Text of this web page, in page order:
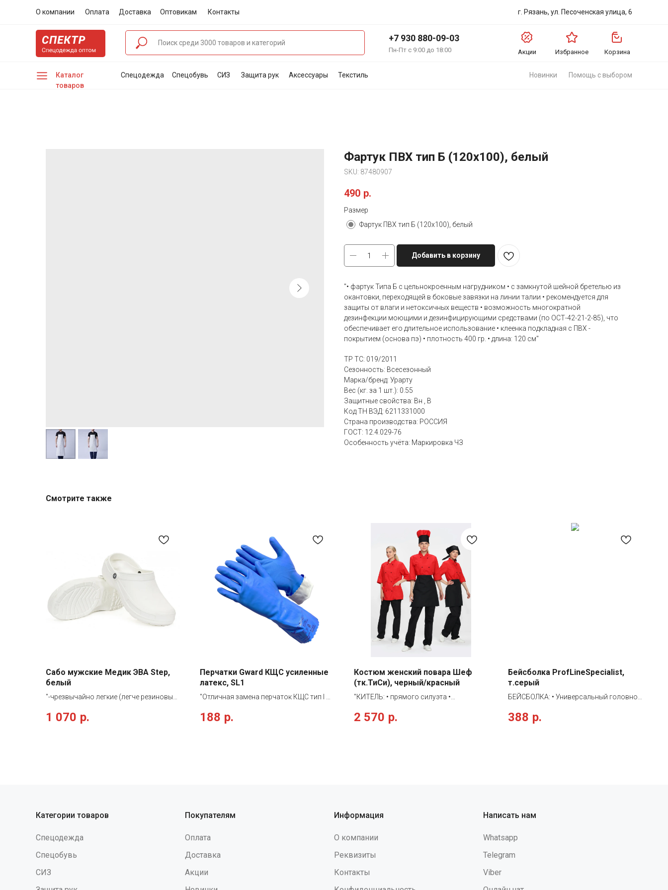
О компании Оплата Доставка Оптовикам Контакты г. Рязань, ул. Песоченская улица, 6
+7 930 880-09-03
Пн-Пт с 9:00 до 18:00 Акции Избранное Корзина
Каталог
товаров
Спецодежда Спецобувь СИЗ Защита рук Аксессуары Помощь с выбором
Новинки
Текстиль
Фартук ПВХ тип Б (120х100), белый
SKU: 87480907
490 р.
Размер
Фартук ПВХ тип Б (120х100), белый
Добавить в корзину
"• фартук Типа Б с цельнокроенным нагрудником • с замкнутой шейной бретелью из
окантовки, переходящей в боковые завязки на линии талии • рекомендуется для
защиты от влаги и нетоксичных веществ • возможность многократной
дезинфекции моющими и дезинфицирующими средствами (по ОСТ-42-21-2-85), что
обеспечивает его длительное использование • клеенка подкладная с ПВХ -
покрытием (основа пэ) • плотность 400 гр. • длина: 120 см"
ТР ТС: 019/2011
Сезонность: Всесезонный
Марка/бренд: Урарту
Вес (кг. за 1 шт.): 0.55
Защитные свойства: Вн , В
Код ТН ВЭД: 6211331000
Страна производства: РОССИЯ
ГОСТ: 12.4.029-76
Особенность учёта: Маркировка ЧЗ
Смотрите также
Сабо мужские Медик ЭВА Step,
белый
"-чрезвычайно легкие (легче резиновых
(стойкий к действию различных
бесшовное монолитное литье
пищевой промышленности и медицины."
1 070 р.
Перчатки Gward КЩС усиленные
латекс, SL1
"Отличная замена перчаток КЩС тип I и
натурального латекса. Специально
общественного питания. Двойное
хлорировании перчаток из основы
вымываются практически все протеины
возникает аллергия. В состав перчаток
188 р.
Костюм женский повара Шеф
(тк.ТиСи), черный/красный
"КИТЕЛЬ: • прямого силуэта •
цвета • воротник-стойка • втачной
для регулировки объема Фартук: • без
объема по талии • длина выше колена •
контрастного цвета НАШЕЙНЫЙ
34х68см"
2 570 р.
Бейсболка ProfLineSpecialist,
т.серый
БЕЙСБОЛКА: • Универсальный головной
регулирующей размер • 5 клиньев и
388 р.
Категории товаров
Спецодежда
Спецобувь
СИЗ
Покупателям
Оплата
Доставка
Акции
Информация
О компании
Реквизиты
Контакты
Написать нам
Whatsapp
Telegram
Viber